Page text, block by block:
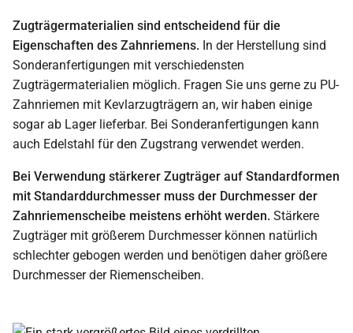
Zugträgermaterialien sind entscheidend für die
Eigenschaften des Zahnriemens. In der Herstellung sind
Sonderanfertigungen mit verschiedensten
Zugträgermaterialien möglich. Fragen Sie uns gerne zu PU-
Zahnriemen mit Kevlarzugträgern an, wir haben einige
sogar ab Lager lieferbar. Bei Sonderanfertigungen kann
auch Edelstahl für den Zugstrang verwendet werden.
Bei Verwendung stärkerer Zugträger auf Standardformen
mit Standarddurchmesser muss der Durchmesser der
Zahnriemenscheibe meistens erhöht werden. Stärkere
Zugträger mit größerem Durchmesser können natürlich
schlechter gebogen werden und benötigen daher größere
Durchmesser der Riemenscheiben.